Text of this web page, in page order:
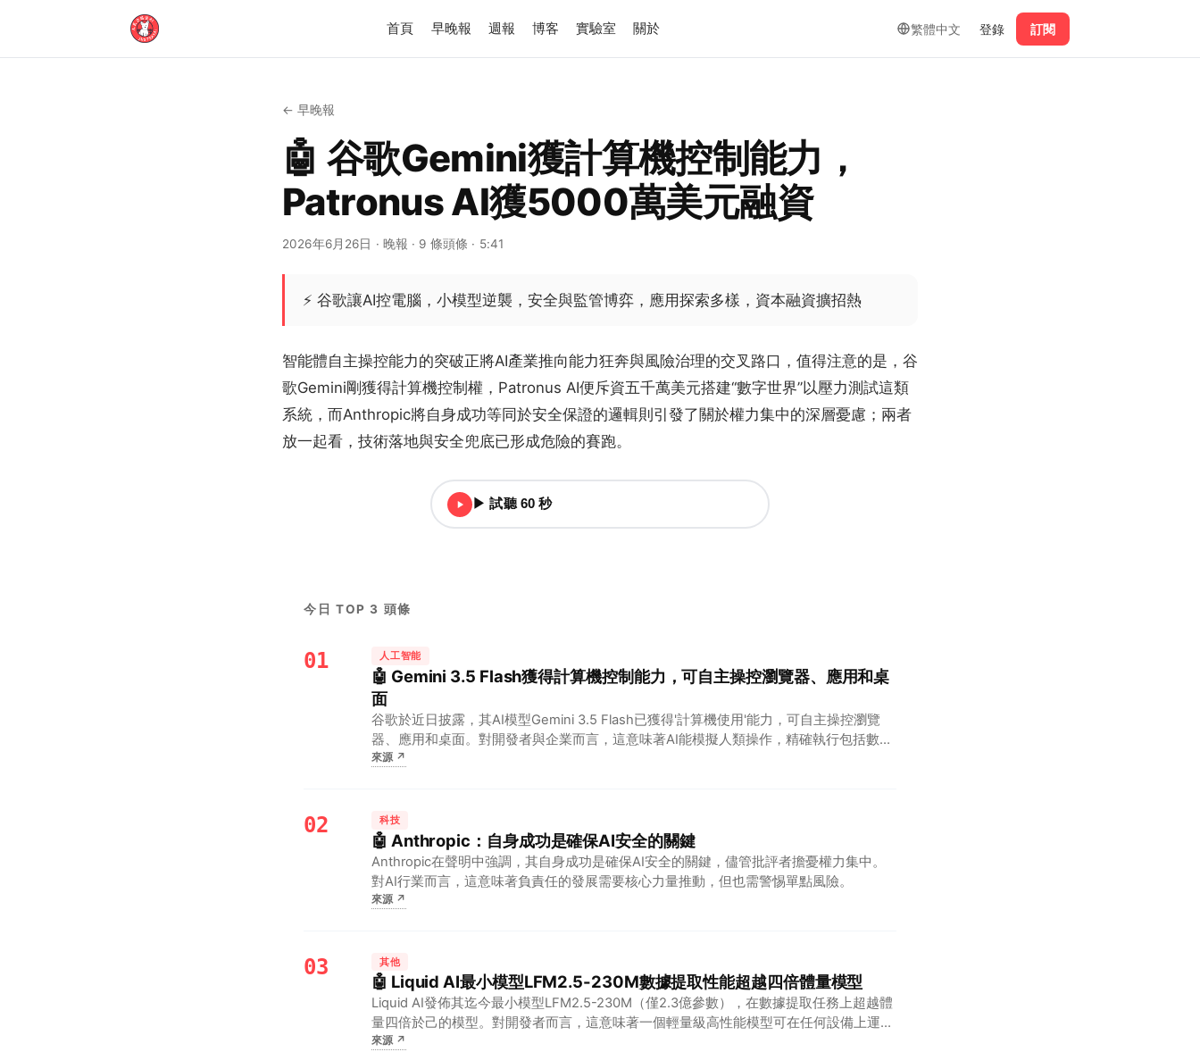
首頁 早晚報 週報 博客 實驗室 關於 繁體中文 登錄 訂閱
← 早晚報
🤖 谷歌Gemini獲計算機控制能力，
Patronus AI獲5000萬美元融資
2026年6月26日 · 晚報 · 9 條頭條 · 5:41
⚡ 谷歌讓AI控電腦，小模型逆襲，安全與監管博弈，應用探索多樣，資本融資擴招熱
智能體自主操控能力的突破正將AI產業推向能力狂奔與風險治理的交叉路口，值得注意的是，谷
歌Gemini剛獲得計算機控制權，Patronus AI便斥資五千萬美元搭建“數字世界”以壓力測試這類
系統，而Anthropic將自身成功等同於安全保證的邏輯則引發了關於權力集中的深層憂慮；兩者
放一起看，技術落地與安全兜底已形成危險的賽跑。
▶ 試聽 60 秒
今日 TOP 3 頭條
01 人工智能
🤖 Gemini 3.5 Flash獲得計算機控制能力，可自主操控瀏覽器、應用和桌
面
谷歌於近日披露，其AI模型Gemini 3.5 Flash已獲得'計算機使用'能力，可自主操控瀏覽
器、應用和桌面。對開發者與企業而言，這意味著AI能模擬人類操作，精確執行包括數據
錄入、軟件測試等在內的複雜多步任務，實現無人值守的自動化流程…
來源 ↗
02 科技
🤖 Anthropic：自身成功是確保AI安全的關鍵
Anthropic在聲明中強調，其自身成功是確保AI安全的關鍵，儘管批評者擔憂權力集中。
對AI行業而言，這意味著負責任的發展需要核心力量推動，但也需警惕單點風險。
來源 ↗
03 其他
🤖 Liquid AI最小模型LFM2.5-230M數據提取性能超越四倍體量模型
Liquid AI發佈其迄今最小模型LFM2.5-230M（僅2.3億參數），在數據提取任務上超越體
量四倍於己的模型。對開發者而言，這意味著一個輕量級高性能模型可在任何設備上運
行，為邊緣AI部署提供新選擇。
來源↗